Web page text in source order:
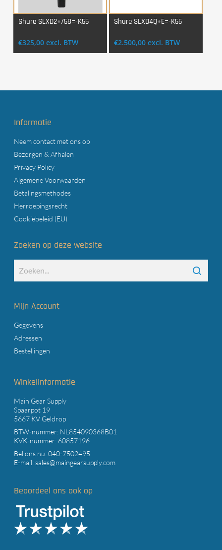
Shure SLXD2+/58=-K55
€325,00 excl. BTW
Shure SLXD4Q+E=-K55
€2.500,00 excl. BTW
Informatie
Neem contact met ons op
Bezorgen & Afhalen
Privacy Policy
Algemene Voorwaarden
Betalingsmethodes
Herroepingsrecht
Cookiebeleid (EU)
Zoeken op deze website
Mijn Account
Gegevens
Adressen
Bestellingen
Winkelinformatie
Main Gear Supply
Spaarpot 19
5667 KV Geldrop
BTW-nummer: NL854090368B01
KVK-nummer: 60857196
Bel ons nu:040-7502495
E-mail:sales@maingearsupply.com
Beoordeel ons ook op